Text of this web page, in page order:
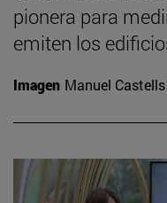
pionera para
emiten los
Imagen Manuel Castells